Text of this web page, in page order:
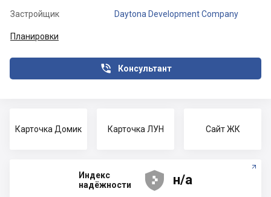
Застройщик Daytona Development Company
Планировки
Консультант

Карточка Домик Карточка ЛУН Сайт ЖК
Индекс
надёжности




 н/а